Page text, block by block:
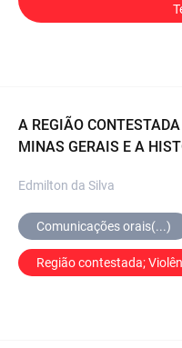
A REGIÃO
MINAS GERAIS E A
Edmilton da Silva
Comunicações orais(...)
Região contestada;